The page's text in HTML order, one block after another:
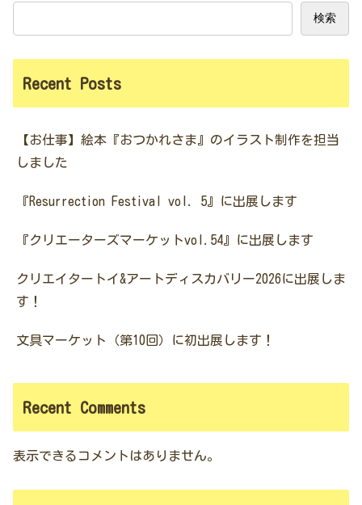
検索
Recent Posts
【お仕事】絵本『おつかれさま』のイラスト制作を担当
しました
『Resurrection Festival vol. 5』に出展します
『クリエーターズマーケットvol.54』に出展します
クリエイタートイ&アートディスカバリー2026に出展しま
す！
文具マーケット（第10回）に初出展します！
Recent Comments
表示できるコメントはありません。